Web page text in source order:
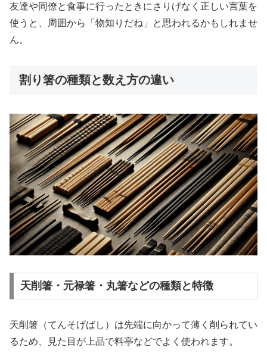
友達や同僚と食事に行ったときにさりげなく正しい言葉を
使うと、周囲から「物知りだね」と思われるかもしれませ
ん。
割り箸の種類と数え方の違い
天削箸・元禄箸・丸箸などの種類と特徴
天削箸（てんそげばし）は先端に向かって薄く削られてい
るため、見た目が上品で料亭などでよく使われます。